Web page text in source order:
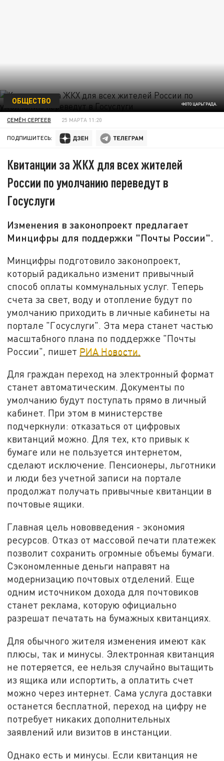
ФОТО ЦАРЬГРАДА.
ОБЩЕСТВО
СЕМЁН СЕРГЕЕВ 25 МАРТА 11:20
ПОДПИШИТЕСЬ:
Квитанции за ЖКХ для всех жителей
России по умолчанию переведут в
Госуслуги
Изменения в законопроект предлагает
Минцифры для поддержки "Почты России".
Минцифры подготовило законопроект,
который радикально изменит привычный
способ оплаты коммунальных услуг. Теперь
счета за свет, воду и отопление будут по
умолчанию приходить в личные кабинеты на
портале "Госуслуги". Эта мера станет частью
масштабного плана по поддержке "Почты
России", пишет РИА Новости.
Для граждан переход на электронный формат
станет автоматическим. Документы по
умолчанию будут поступать прямо в личный
кабинет. При этом в министерстве
подчеркнули: отказаться от цифровых
квитанций можно. Для тех, кто привык к
бумаге или не пользуется интернетом,
сделают исключение. Пенсионеры, льготники
и люди без учетной записи на портале
продолжат получать привычные квитанции в
почтовые ящики.
Главная цель нововведения - экономия
ресурсов. Отказ от массовой печати платежек
позволит сохранить огромные объемы бумаги.
Сэкономленные деньги направят на
модернизацию почтовых отделений. Еще
одним источником дохода для почтовиков
станет реклама, которую официально
разрешат печатать на бумажных квитанциях.
Для обычного жителя изменения имеют как
плюсы, так и минусы. Электронная квитанция
не потеряется, ее нельзя случайно вытащить
из ящика или испортить, а оплатить счет
можно через интернет. Сама услуга доставки
останется бесплатной, переход на цифру не
потребует никаких дополнительных
заявлений или визитов в инстанции.
Однако есть и минусы. Если квитанция не